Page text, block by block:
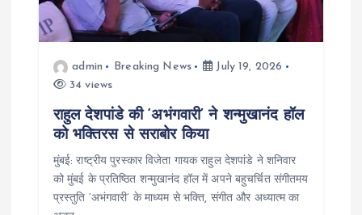
admin Breaking News
July 19, 2026
34 views
राहुल देशपांडे की ‘अभंगवारी’ ने शन्मुखानंद हॉल
को भक्तिरस से सराबोर किया
मुंबई: राष्ट्रीय पुरस्कार विजेता गायक राहुल देशपांडे ने शनिवार
को मुंबई के प्रतिष्ठित शन्मुखानंद हॉल में अपने बहुचर्चित संगीतमय
प्रस्तुति ‘अभंगवारी’ के माध्यम से भक्ति, संगीत और अध्यात्म का